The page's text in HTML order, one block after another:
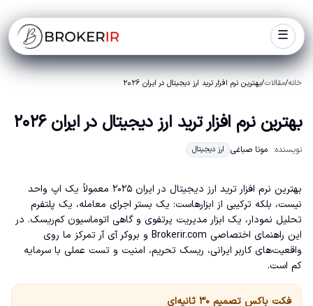
☰
خانه/مقالات/بهترین نرم افزار ترید ارز دیجیتال در ایران ۲۰۲۶
بهترین نرم افزار ترید ارز دیجیتال در ایران ۲۰۲۶
نویسنده: مونا صباغی ارز دیجیتال
بهترین نرم افزار ترید ارز دیجیتال در ایران ۲۰۲۵ معمولاً یک اپ واحد
نیست، بلکه ترکیبی از ابزارهاست: یک بستر اجرای معامله، یک پلتفرم
تحلیل نمودار، یک ابزار مدیریت پرتفوی و گاهی اتوماسیون کم‌ریسک. در
این راهنمای اختصاصی Brokerir.com و بروکر آی آر تمرکز ما روی
واقعیت‌های کاربر ایرانی، ریسک تحریم، امنیت و تست عملی با سرمایه
کم است.
فکت باکس تصمیم ۳۰ ثانیه‌ای